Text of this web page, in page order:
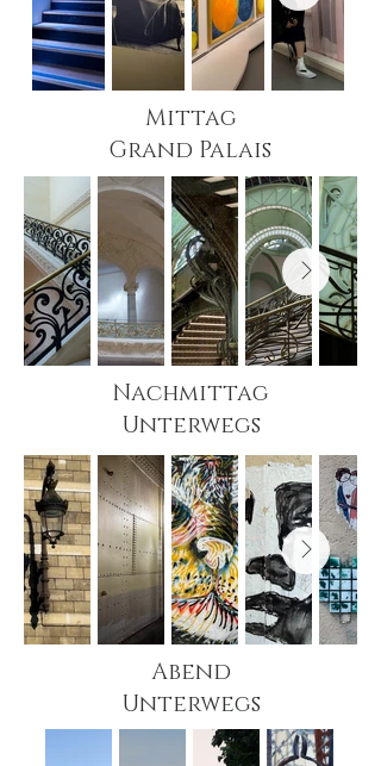
Mittag
Grand Palais
Nachmittag
Unterwegs
Abend
Unterwegs